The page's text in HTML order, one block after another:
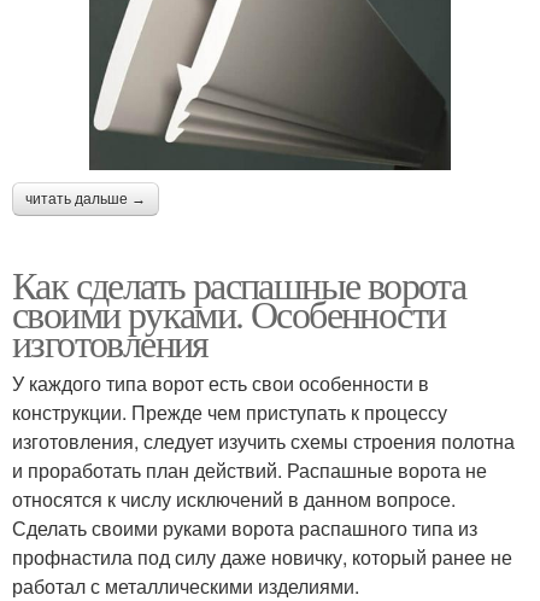
читать дальше →
Как сделать распашные ворота
своими руками. Особенности
изготовления
У каждого типа ворот есть свои особенности в
конструкции. Прежде чем приступать к процессу
изготовления, следует изучить схемы строения полотна
и проработать план действий. Распашные ворота не
относятся к числу исключений в данном вопросе.
Сделать своими руками ворота распашного типа из
профнастила под силу даже новичку, который ранее не
работал с металлическими изделиями.